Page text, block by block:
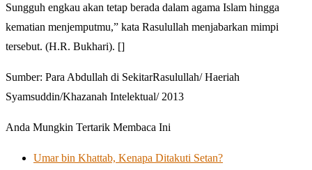
Sungguh engkau akan tetap berada dalam agama Islam hingga
kematian menjemputmu,” kata Rasulullah menjabarkan mimpi
tersebut. (H.R. Bukhari). []
Sumber: Para Abdullah di SekitarRasulullah/ Haeriah
Syamsuddin/Khazanah Intelektual/ 2013
Anda Mungkin Tertarik Membaca Ini
Umar bin Khattab, Kenapa Ditakuti Setan?